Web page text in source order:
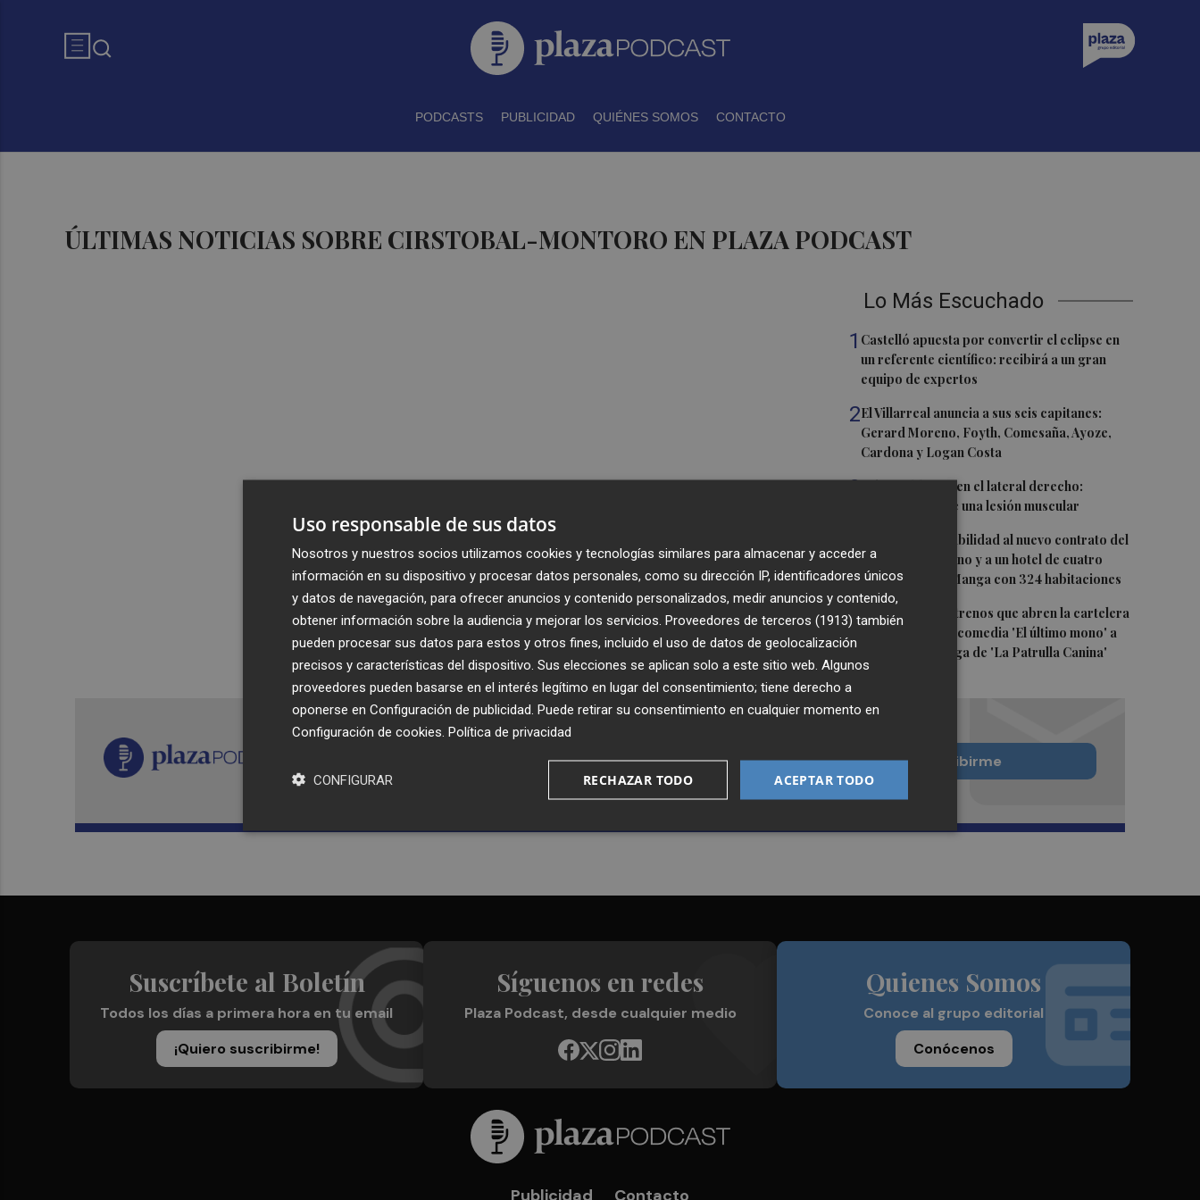
PODCASTS PUBLICIDAD QUIÉNES SOMOS CONTACTO
ÚLTIMAS NOTICIAS SOBRE CIRSTOBAL-MONTORO EN PLAZA PODCAST
Lo Más Escuchado
1 Castelló apuesta por convertir el eclipse en
un referente científico: recibirá a un gran
equipo de expertos
2El Villarreal anuncia a sus seis capitanes:
Gerard Moreno, Foyth, Comesaña, Ayoze,
Cardona y Logan Costa
3Más problemas en el lateral derecho:
Monferrer sufre una lesión muscular
San Javier da viabilidad al nuevo contrato del
transporte urbano y a un hotel de cuatro
estrellas en La Manga con 324 habitaciones
5 Estos son los estrenos que abren la cartelera
en agosto: de la comedia 'El último mono' a
una nueva entrega de 'La Patrulla Canina'
Recibe toda la actualidad de
Plaza Podcast en tu correo
Quiero suscribirme
Suscríbete al Boletín
Todos los días a primera hora en tu email
¡Quiero suscribirme!
Síguenos en redes
Plaza Podcast, desde cualquier medio
Quienes Somos
Conoce al grupo editorial
Conócenos
Publicidad Contacto
Uso responsable de sus datos
Nosotros y nuestros socios utilizamos cookies y tecnologías similares para almacenar y acceder a
información en su dispositivo y procesar datos personales, como su dirección IP, identificadores únicos
y datos de navegación, para ofrecer anuncios y contenido personalizados, medir anuncios y contenido,
obtener información sobre la audiencia y mejorar los servicios. Proveedores de terceros (1913) también
pueden procesar sus datos para estos y otros fines, incluido el uso de datos de geolocalización
precisos y características del dispositivo. Sus elecciones se aplican solo a este sitio web. Algunos
proveedores pueden basarse en el interés legítimo en lugar del consentimiento; tiene derecho a
oponerse en Configuración de publicidad . Puede retirar su consentimiento en cualquier momento en
Configuración de cookies Política de privacidad
ACEPTAR TODO
RECHAZAR TODO
CONFIGURAR